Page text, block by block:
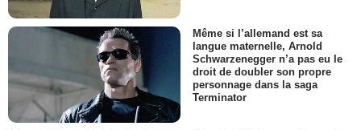
Même si l’allemand est sa
langue maternelle, Arnold
Schwarzenegger n’a pas eu le
droit de doubler son propre
personnage dans la saga
Terminator